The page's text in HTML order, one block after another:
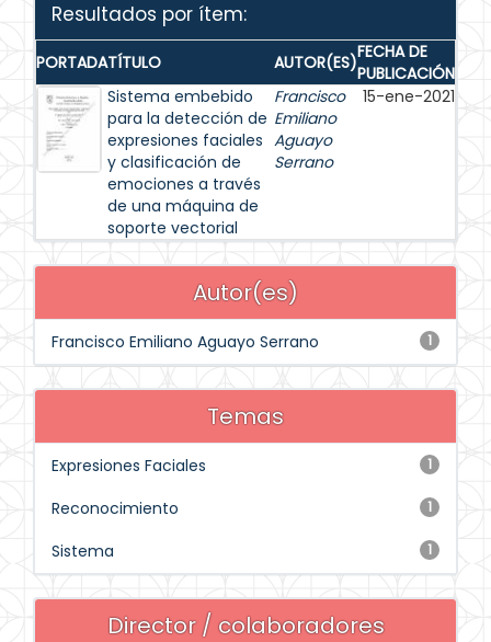
Resultados por ítem:
PORTADATÍTULO AUTOR(ES)FECHA DE
PUBLICACIÓN
Sistema embebido
para la detección de
expresiones faciales
y clasificación de
emociones a través
de una máquina de
soporte vectorial
Francisco
Emiliano
Aguayo
Serrano
15-ene-2021
Autor(es)
1
Francisco Emiliano Aguayo Serrano
Temas
1
Expresiones Faciales
1
Reconocimiento
1
Sistema
Director / colaboradores